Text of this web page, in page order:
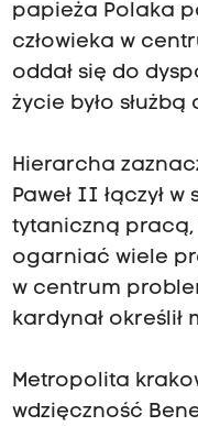
papieża Polaka
człowieka w
oddał się do
życie było służbą
Hierarcha
Paweł II łączył
tytaniczną pracą,
ogarniać wiele
w centrum
kardynał określił
Metropolita
wdzięczność